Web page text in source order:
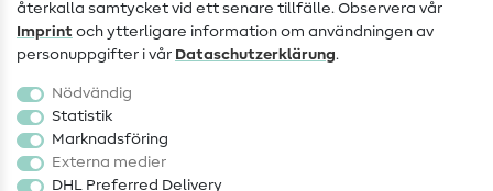
Populärt
Sytillbehör
Rea
återkalla samtycket vid ett senare tillfälle. Observera vår
Imprint och ytterligare information om användningen av
personuppgifter i vår Data­schutz­erklärung.
Nödvändig
Statistik
Marknadsföring
Externa medier
DHL Preferred Delivery